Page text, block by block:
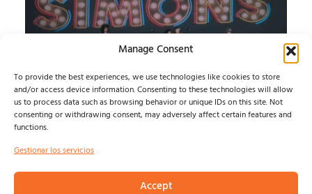
Manage Consent
To provide the best experiences, we use technologies like cookies to store
and/or access device information. Consenting to these technologies will allow
us to process data such as browsing behavior or unique IDs on this site. Not
consenting or withdrawing consent, may adversely affect certain features and
functions.
Gestionar los servicios
Accept
SONORAMA RIBERA:
CRÓNICA MIÉRCOLES
agosto 6, 2026